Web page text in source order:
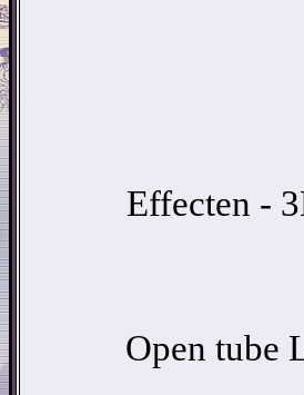
Effecten -
Open tube